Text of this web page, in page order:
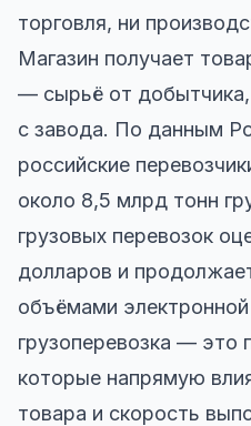
торговля, ни
Магазин получает
— сырьё от
с завода. По данным
российские
около 8,5 млрд тонн
грузовых перевозок
долларов и
объёмами
грузоперевозка — это
которые напрямую
товара и скорость